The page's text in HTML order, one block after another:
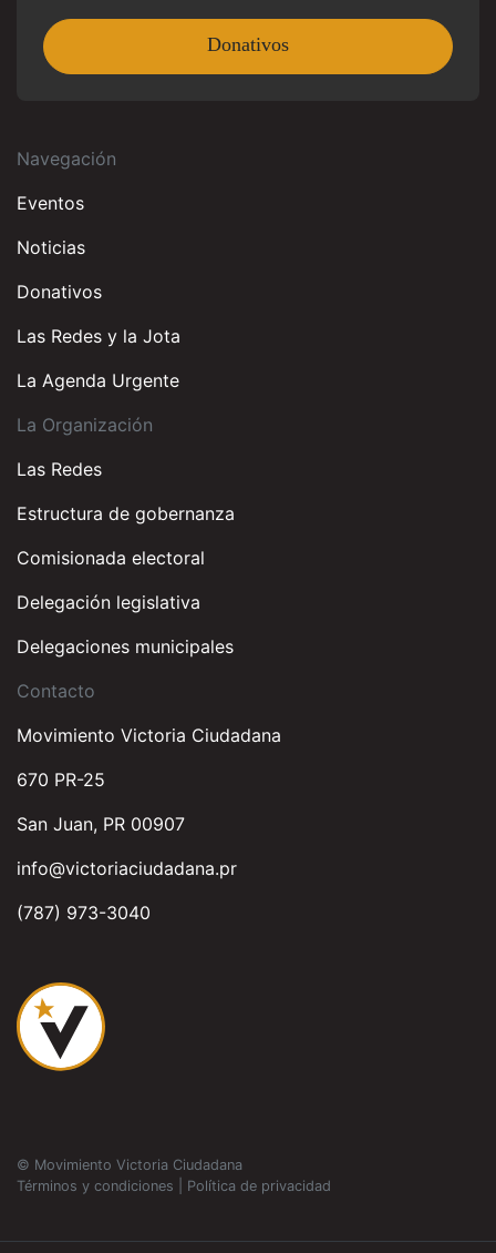
Donativos
Navegación
Eventos
Noticias
Donativos
Las Redes y la Jota
La Agenda Urgente
La Organización
Las Redes
Estructura de gobernanza
Comisionada electoral
Delegación legislativa
Delegaciones municipales
Contacto
Movimiento Victoria Ciudadana
670 PR-25
San Juan, PR 00907
info@victoriaciudadana.pr
(787) 973-3040
© Movimiento Victoria Ciudadana
Términos y condiciones
Política de privacidad